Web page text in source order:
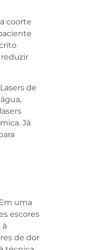
coorte
de
Já
uma
escores
à
de dor